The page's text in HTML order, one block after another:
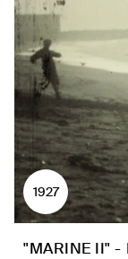
1927
"MARINE II" -